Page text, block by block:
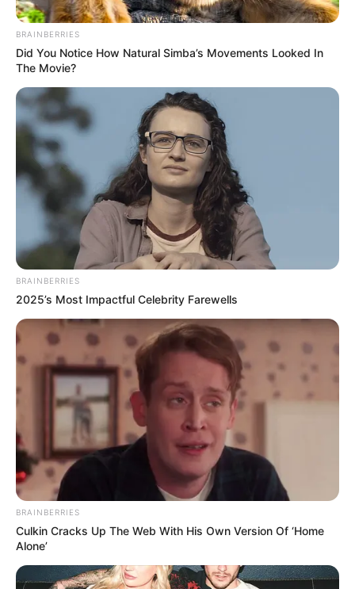
BRAINBERRIES
Did You Notice How Natural Simba’s Movements Looked In
The Movie?
BRAINBERRIES
2025’s Most Impactful Celebrity Farewells
BRAINBERRIES
Culkin Cracks Up The Web With His Own Version Of ‘Home
Alone’